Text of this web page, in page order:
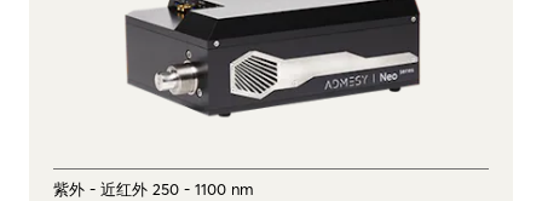
紫外 - 近红外 250 - 1100 nm